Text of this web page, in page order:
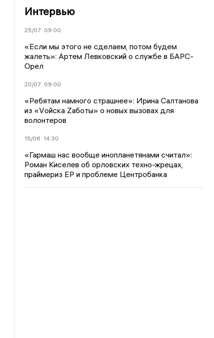
Интервью
25/07 09:00
«Если мы этого не сделаем, потом будем
жалеть»: Артем Левковский о службе в БАРС-
Орел
20/07 09:00
«Ребятам намного страшнее»: Ирина Салтанова
из «Vойска Zаботы» о новых вызовах для
волонтеров
15/06 14:30
«Гармаш нас вообще инопланетянами считал»:
Роман Киселев об орловских техно-жрецах,
праймериз ЕР и проблеме Центробанка